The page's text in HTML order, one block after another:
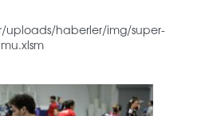
uploads/haberler/img/super-